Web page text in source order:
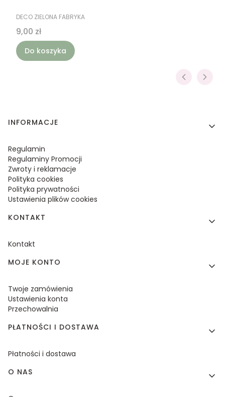
PRODUCENT
DECO ZIELONA FABRYKA
Cena
9,00 zł
Do koszyka
Linki w stopce
INFORMACJE
Regulamin
Regulaminy Promocji
Zwroty i reklamacje
Polityka cookies
Polityka prywatności
Ustawienia plików cookies
KONTAKT
Kontakt
MOJE KONTO
Twoje zamówienia
Ustawienia konta
Przechowalnia
PŁATNOŚCI I DOSTAWA
Płatności i dostawa
O NAS